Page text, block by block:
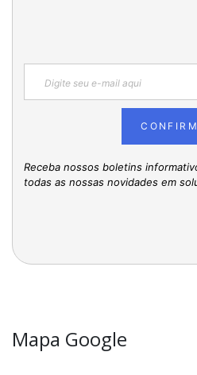
Receba nossos boletins
todas as nossas novidades em
Mapa Google